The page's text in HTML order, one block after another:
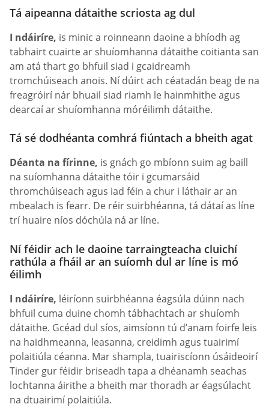
Tá aipeanna dátaithe scriosta ag dul
I ndáiríre, is minic a roinneann daoine a bhíodh ag
tabhairt cuairte ar shuíomhanna dátaithe coitianta san
am atá thart go bhfuil siad i gcaidreamh
tromchúiseach anois. Ní dúirt ach céatadán beag de na
freagróirí nár bhuail siad riamh le hainmhithe agus
dearcaí ar shuíomhanna móréilimh dátaithe.
Tá sé dodhéanta comhrá fiúntach a bheith agat
Déanta na fírinne, is gnách go mbíonn suim ag baill
na suíomhanna dátaithe tóir i gcumarsáid
thromchúiseach agus iad féin a chur i láthair ar an
mbealach is fearr. De réir suirbhéanna, tá dátaí as líne
trí huaire níos dóchúla ná ar líne.
Ní féidir ach le daoine tarraingteacha cluichí
rathúla a fháil ar an suíomh dul ar líne is mó
éilimh
I ndáiríre, léiríonn suirbhéanna éagsúla dúinn nach
bhfuil cuma duine chomh tábhachtach ar shuíomh
dátaithe. Gcéad dul síos, aimsíonn tú d’anam foirfe leis
na haidhmeanna, leasanna, creidimh agus tuairimí
polaitiúla céanna. Mar shampla, tuairiscíonn úsáideoirí
Tinder gur féidir briseadh tapa a dhéanamh seachas
lochtanna áirithe a bheith mar thoradh ar éagsúlacht
na dtuairimí polaitiúla.